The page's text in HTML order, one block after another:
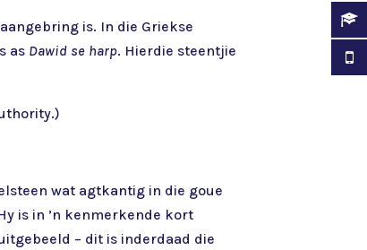
is. In die Griekse
as Dawid se harp. Hierdie steentjie
wat agtkantig in die goue
is in ’n kenmerkende kort
– dit is inderdaad die